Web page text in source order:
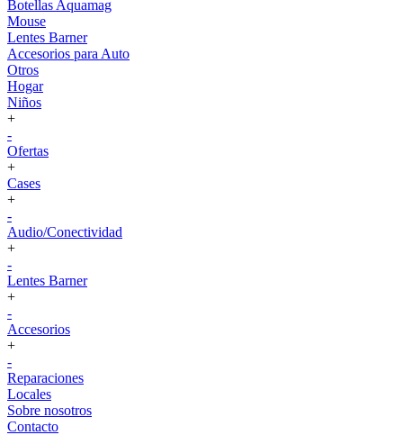
Botellas Aquamag
Mouse
Lentes Barner
Accesorios para Auto
Otros
Hogar
Niños
+
-
Ofertas
+
Cases
+
-
Audio/Conectividad
+
-
Lentes Barner
+
-
Accesorios
+
-
Reparaciones
Locales
Sobre nosotros
Contacto